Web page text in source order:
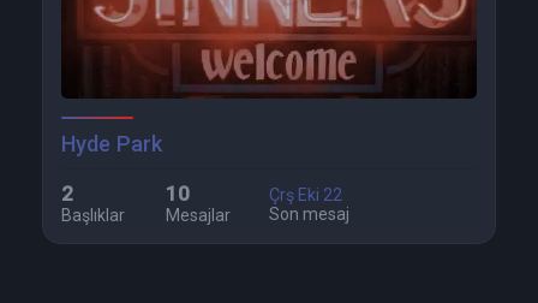
Hyde Park
2
Başlıklar
10
Mesajlar
Çrş Eki 22
Son mesaj